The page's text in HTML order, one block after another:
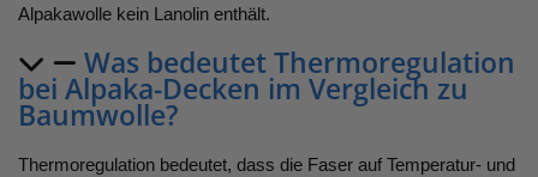
Alpakawolle kein Lanolin enthält.
Was bedeutet Thermoregulation
bei Alpaka-Decken im Vergleich zu
Baumwolle?
Thermoregulation bedeutet, dass die Faser auf Temperatur- und